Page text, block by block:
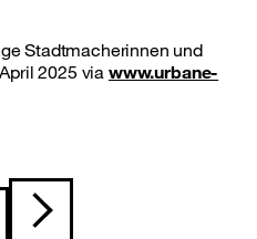
Stadtmacherinnen und
2025 via www.urbane-